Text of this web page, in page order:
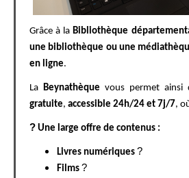
Grâce à laBibliothèque
une bibliothèque ou une
en ligne.
LaBeynathèque vous permet ainsi
gratuite, accessible 24h/24 et 7j/7,
? Une large offre de contenus :
Livres numériques ?
Films ?